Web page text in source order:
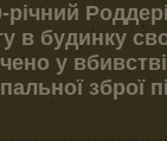
в будинку
у
зброї